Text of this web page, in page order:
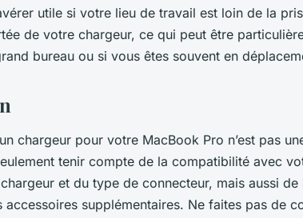
utile si votre lieu de travail est loin de la
de votre chargeur, ce qui peut être
bureau ou si vous êtes souvent en
chargeur pour votre MacBook Pro n’est pas
tenir compte de la compatibilité avec
et du type de connecteur, mais aussi
accessoires supplémentaires. Ne faites pas de